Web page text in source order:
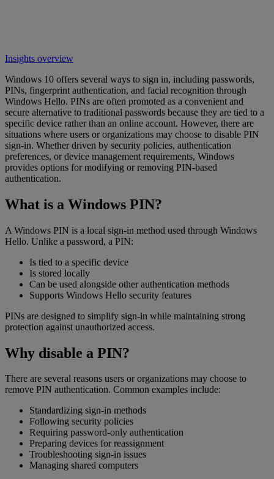
Insights overview
Windows 10 offers several ways to sign in, including passwords,
PINs, fingerprint authentication, and facial recognition through
Windows Hello. PINs are often promoted as a convenient and
secure alternative to traditional passwords because they are tied to a
specific device rather than an online account. However, there are
situations where users or organizations may choose to disable PIN
sign-in. Whether driven by security policies, authentication
preferences, or device management requirements, Windows
provides options for modifying or removing PIN-based
authentication.
What is a Windows PIN?
A Windows PIN is a local sign-in method used through Windows
Hello. Unlike a password, a PIN:
Is tied to a specific device
Is stored locally
Can be used alongside other authentication methods
Supports Windows Hello security features
PINs are designed to simplify sign-in while maintaining strong
protection against unauthorized access.
Why disable a PIN?
There are several reasons users or organizations may choose to
remove PIN authentication. Common examples include:
Standardizing sign-in methods
Following security policies
Requiring password-only authentication
Preparing devices for reassignment
Troubleshooting sign-in issues
Managing shared computers